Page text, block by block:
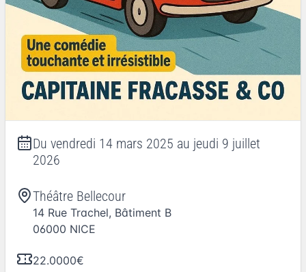
Du vendredi 14 mars 2025 au jeudi 9 juillet
2026
Théâtre Bellecour
14 Rue Trachel, Bâtiment B
06000 NICE
22.0000€